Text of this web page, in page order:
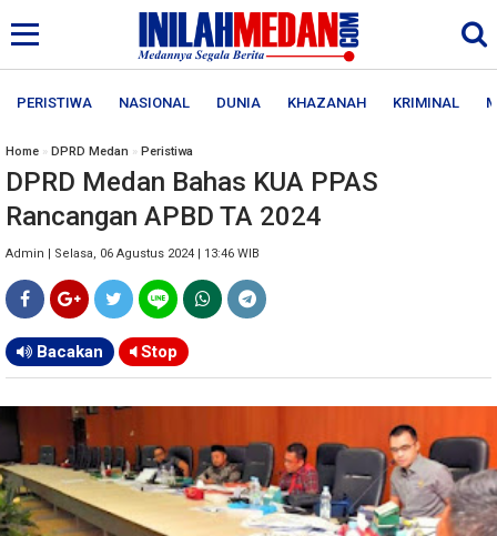
PERISTIWA NASIONAL DUNIA KHAZANAH KRIMINAL
Home » DPRD Medan » Peristiwa
DPRD Medan Bahas KUA PPAS
Rancangan APBD TA 2024
Admin | Selasa, 06 Agustus 2024 | 13:46 WIB
Bacakan Stop